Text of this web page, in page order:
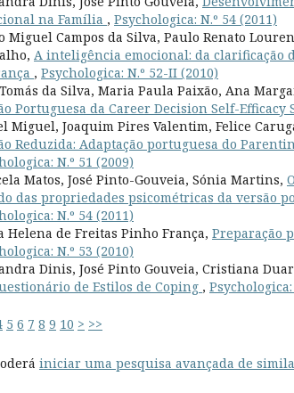
na Família , Psychologica: N.º 54 (2011)
Miguel Campos da Silva, Paulo Renato
A inteligência emocional: da clarificação
, Psychologica: N.º 52-II (2010)
Tomás da Silva, Maria Paula Paixão, Ana
Portuguesa da Career Decision Self-Efficacy
Miguel, Joaquim Pires Valentim, Felice
Reduzida: Adaptação portuguesa do
N.º 51 (2009)
Matos, José Pinto-Gouveia, Sónia Martins,
das propriedades psicométricas da versão
N.º 54 (2011)
Helena de Freitas Pinho França, Preparação
N.º 53 (2010)
Dinis, José Pinto Gouveia, Cristiana
de Estilos de Coping , Psychologica:
5 6 7 8 9 10 > >>
iniciar uma pesquisa avançada de